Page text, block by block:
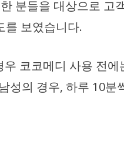
분들을 대상으로 고
를 보였습니다.
코코메디 사용 전
성의 경우, 하루 10